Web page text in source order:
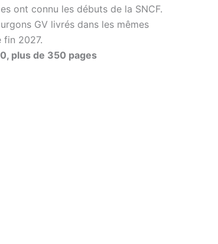
ont connu les débuts de la SNCF.
GV livrés dans les mêmes
fin 2027.
plus de 350 pages